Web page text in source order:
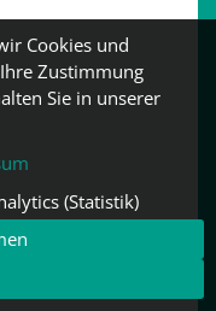
Cookies und
Zustimmung
Sie in unserer
(Statistik)